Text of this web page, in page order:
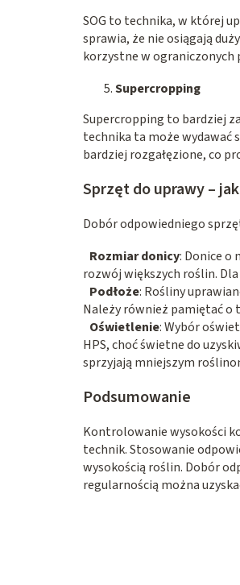
SOG to technika, w której
sprawia, że nie osiągają
korzystne w ograniczonych
Supercropping
Supercropping to bardziej
technika ta może wydawać
bardziej rozgałęzione, co
Sprzęt do uprawy –
Dobór odpowiedniego
Rozmiar donicy: Donice o
rozwój większych roślin.
Podłoże: Rośliny
Należy również pamiętać o
Oświetlenie: Wybór
HPS, choć świetne do
sprzyjają mniejszym
Podsumowanie
Kontrolowanie wysokości
technik. Stosowanie
wysokością roślin. Dobór
regularnością można